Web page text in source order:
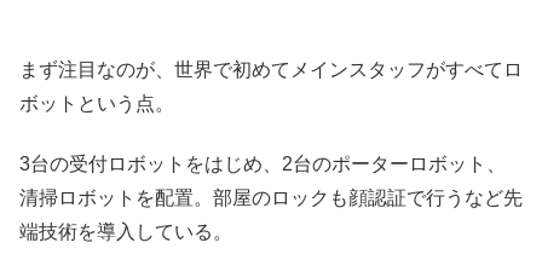
まず注目なのが、世界で初めてメインスタッフがすべてロ
ボットという点。
3台の受付ロボットをはじめ、2台のポーターロボット、
清掃ロボットを配置。部屋のロックも顔認証で行うなど先
端技術を導入している。